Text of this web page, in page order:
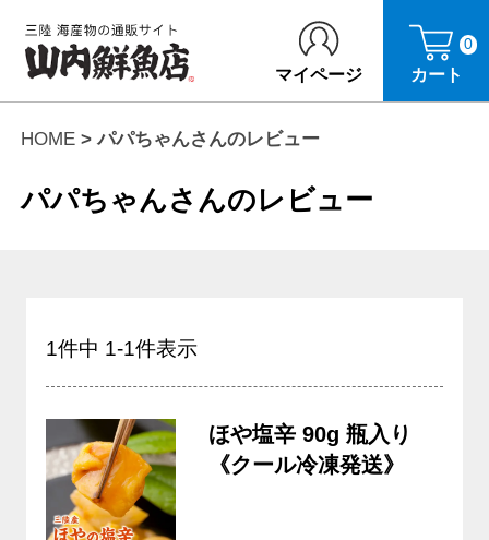
マイページ カート
0
HOME パパちゃんさんのレビュー
パパちゃんさんのレビュー
1件中 1-1件表示
ほや塩辛 90g 瓶入り
《クール冷凍発送》